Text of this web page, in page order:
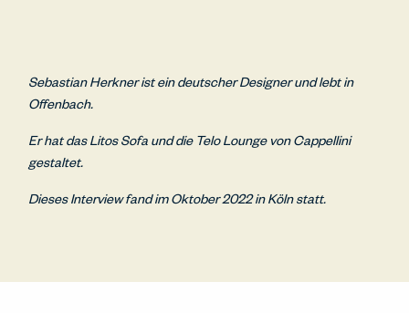
Sebastian Herkner ist ein deutscher Designer und lebt in
Offenbach.
Er hat das Litos Sofa und die Telo Lounge von Cappellini
gestaltet.
Dieses Interview fand im Oktober 2022 in Köln statt.